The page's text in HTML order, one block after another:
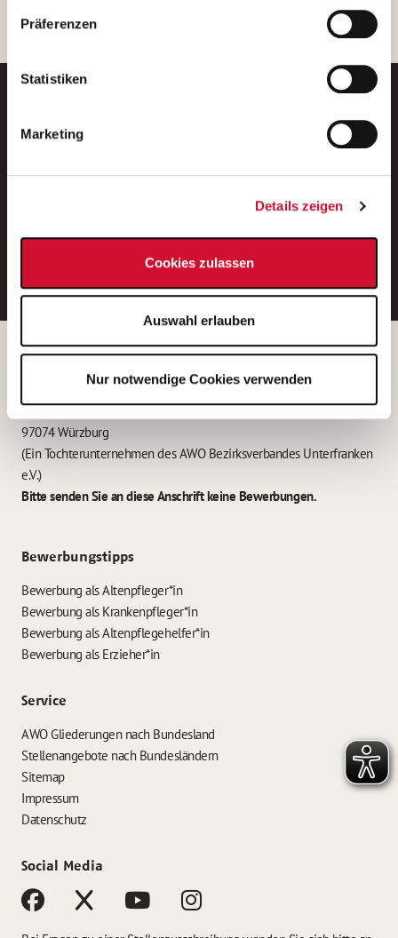
Ihre Einwilligung selbstverständlich jederzeit widerrufen,
indem Sie die Cookie-Einstellungen aufrufen und diese
unserer
Präferenzen
Statistiken
Marketing
Details zeigen
Cookies zulassen
Auswahl erlauben
Nur notwendige Cookies verwenden
E-Mail-Adresse eintragen
Betreiber der Webseite
Garitz Bewirtschaftungsbetriebe GmbH
Kantstraße 45a
97074 Würzburg
(Ein Tochterunternehmen des AWO Bezirksverbandes Unterfranken
e.V.)
Bitte senden Sie an diese Anschrift keine Bewerbungen.
Bewerbungstipps
Bewerbung als Altenpfleger*in
Bewerbung als Krankenpfleger*in
Bewerbung als Altenpflegehelfer*in
Bewerbung als Erzieher*in
Service
AWO Gliederungen nach Bundesland
Stellenangebote nach Bundesländern
Sitemap
Impressum
Datenschutz
Social Media